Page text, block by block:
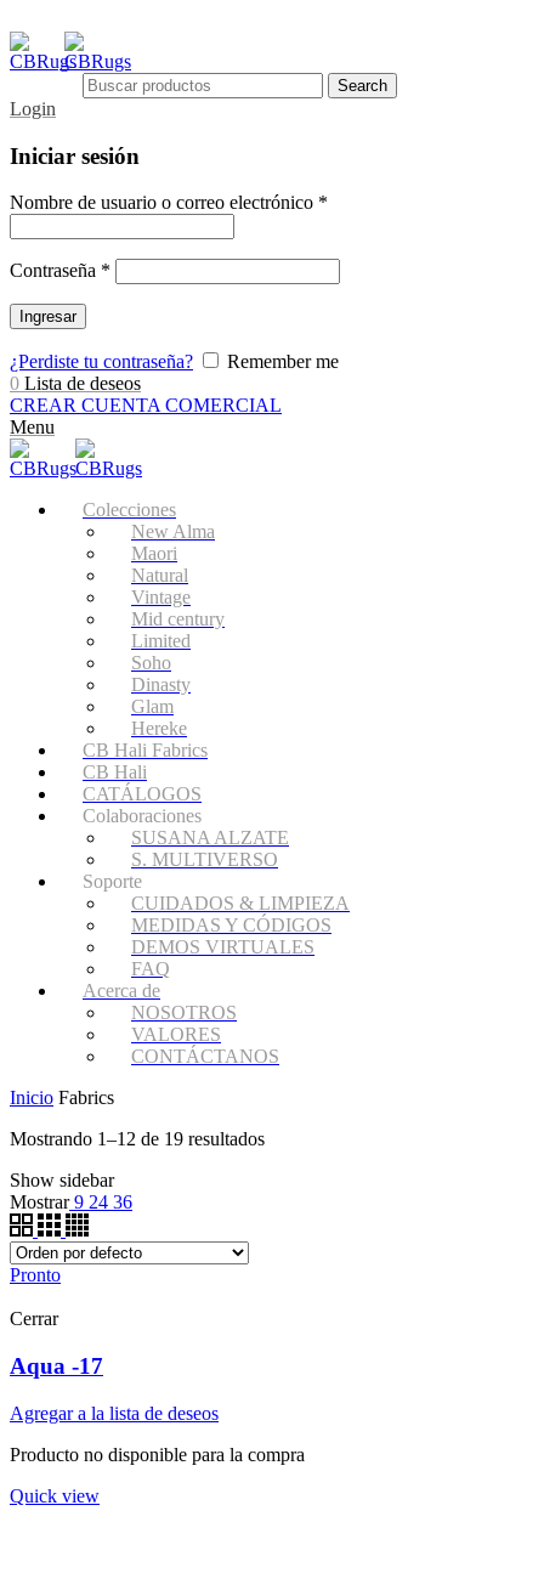
Search
Login
Iniciar sesión
Nombre de usuario o correo electrónico *
Contraseña *
Ingresar
¿Perdiste tu contraseña?
Remember me
0 Lista de deseos
CREAR CUENTA COMERCIAL
Menu
Colecciones
New Alma
Maori
Natural
Vintage
Mid century
Limited
Soho
Dinasty
Glam
Hereke
CB Hali Fabrics
CB Hali
CATÁLOGOS
Colaboraciones
SUSANA ALZATE
S. MULTIVERSO
Soporte
CUIDADOS & LIMPIEZA
MEDIDAS Y CÓDIGOS
DEMOS VIRTUALES
FAQ
Acerca de
NOSOTROS
VALORES
CONTÁCTANOS
Inicio Fabrics
Mostrando 1–12 de 19 resultados
Show sidebar
Mostrar 9 24 36
Pronto
Cerrar
Aqua -17
Agregar a la lista de deseos
Producto no disponible para la compra
Quick view